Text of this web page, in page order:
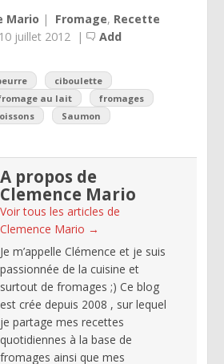
Mario | Fromage, Recette
10 juillet 2012 |
Add
ciboulette
au lait
fromages
Saumon
A propos de
Clemence Mario
Voir tous les articles de
Clemence Mario →
Je m’appelle Clémence et je suis
passionnée de la cuisine et
surtout de fromages ;) Ce blog
est crée depuis 2008 , sur lequel
je partage mes recettes
quotidiennes à la base de
fromages ainsi que mes